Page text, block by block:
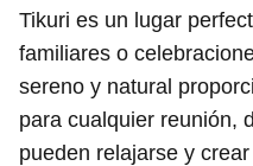
Tikuri es un lugar
familiares o
sereno y natural
para cualquier reunión,
pueden relajarse y